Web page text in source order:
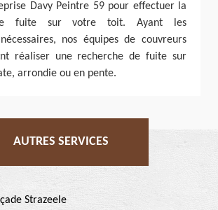
Davy Peintre 59 pour effectuer la
fuite sur votre toit. Ayant les
nos équipes de couvreurs
réaliser une recherche de fuite sur
arrondie ou en pente.
AUTRES SERVICES
Strazeele